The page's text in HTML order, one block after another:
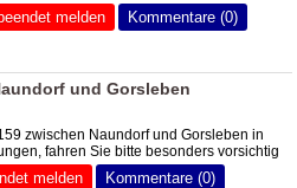
melden Kommentare (0)
und Gorsleben
zwischen Naundorf und Gorsleben in
fahren Sie bitte besonders vorsichtig
melden Kommentare (0)